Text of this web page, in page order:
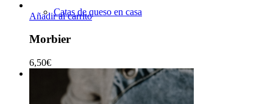
Catas de queso en casa
Tarjetas regalo gourmet
Añadir al carrito
Morbier
6,50€